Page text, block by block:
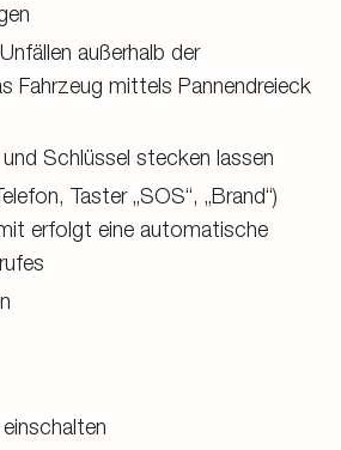
außerhalb der
Fahrzeug mittels Pannendreieck
Schlüssel stecken lassen
Taster „SOS“, „Brand“)
erfolgt eine automatische